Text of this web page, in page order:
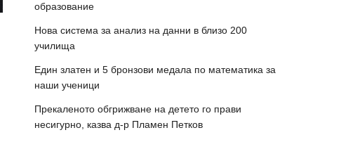
образование
Нова система за анализ на данни в близо 200
училища
Един златен и 5 бронзови медала по математика за
наши ученици
Прекаленото обгрижване на детето го прави
несигурно, казва д-р Пламен Петков